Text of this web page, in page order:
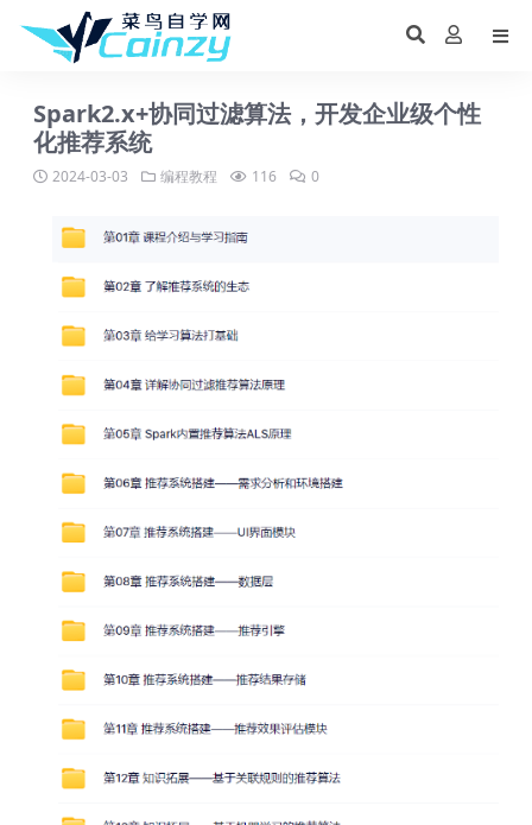
Spark2.x+协同过滤算法，开发企业级个性
化推荐系统
2024-03-03 编程教程 116 0